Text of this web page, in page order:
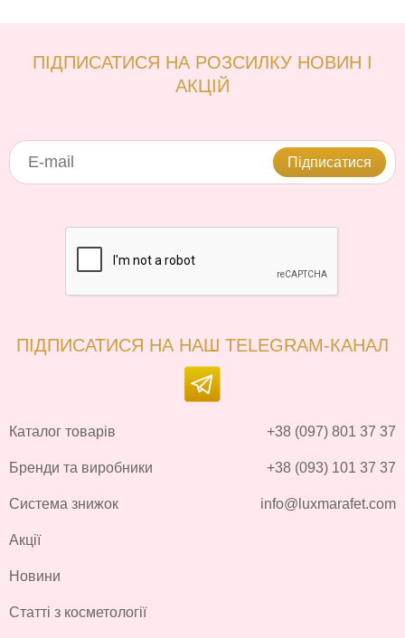
ПІДПИСАТИСЯ НА РОЗСИЛКУ НОВИН І
АКЦІЙ
Підписатися
ПІДПИСАТИСЯ НА НАШ TELEGRAM-КАНАЛ
Каталог товарів
Бренди та виробники
Система знижок
Акції
Новини
Статті з косметології
+38 (097) 801 37 37
+38 (093) 101 37 37
info@luxmarafet.com